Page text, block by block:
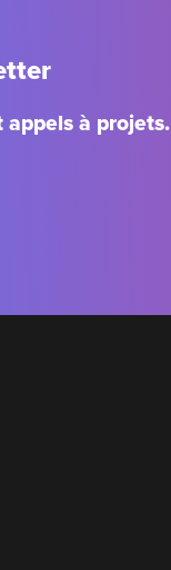
appels à projets.